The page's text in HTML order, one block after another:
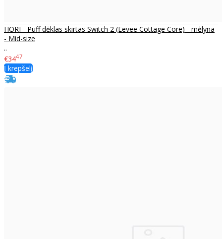
HORI - Puff dėklas skirtas Switch 2 (Eevee Cottage Core) - mėlyna
- Mid-size
..
€3447
Į krepšelį